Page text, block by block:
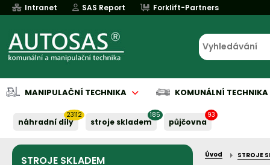
Intranet SAS Report Forklift-Partners
MANIPULAČNÍ TECHNIKA KOMUNÁLNÍ TECHNIKA
náhradní díly
23112
stroje skladem
185
půjčovna
93
STROJE SKLADEM
Úvod STROJE